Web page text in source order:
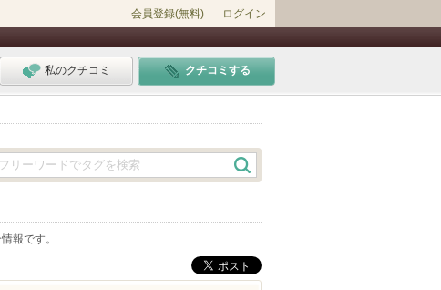
会員登録(無料) ログイン
私のクチコミ クチコミする
報です。